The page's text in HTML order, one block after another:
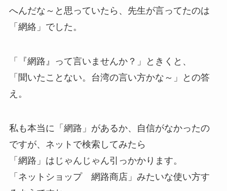
へんだな～と思っていたら、先生が言ってたのは
「網絡」でした。
「『網路』って言いませんか？」ときくと、
「聞いたことない。台湾の言い方かな～」との答
え。
私も本当に「網路」があるか、自信がなかったの
ですが、ネットで検索してみたら
「網路」はじゃんじゃん引っかかります。
「ネットショップ 網路商店」みたいな使い方す